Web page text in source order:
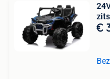
zits
€